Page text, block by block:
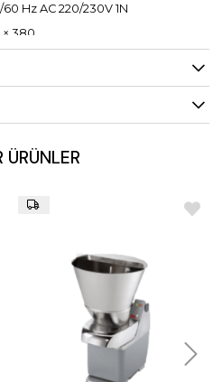
60 Hz AC 220/230V 1N
× 380
ÜRÜNLER